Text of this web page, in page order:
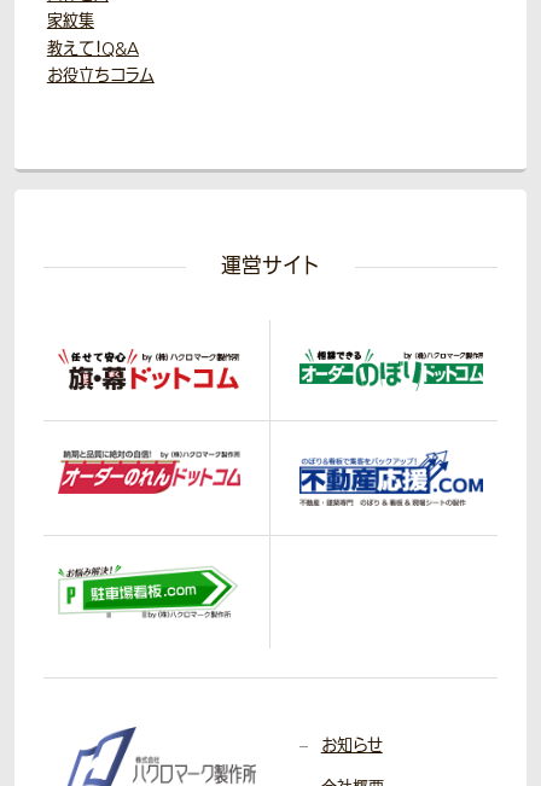
家紋集
教えて！Q&A
お役立ちコラム
運営サイト
お知らせ